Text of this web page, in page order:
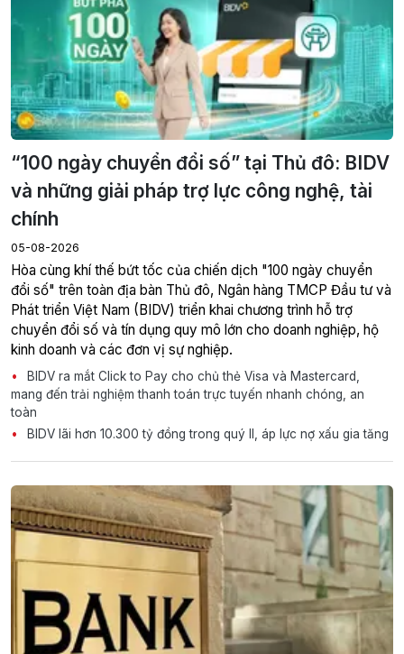
“100 ngày chuyển đổi số” tại Thủ đô: BIDV
và những giải pháp trợ lực công nghệ, tài
chính
05-08-2026
Hòa cùng khí thế bứt tốc của chiến dịch "100 ngày chuyển
đổi số" trên toàn địa bàn Thủ đô, Ngân hàng TMCP Đầu tư và
Phát triển Việt Nam (BIDV) triển khai chương trình hỗ trợ
chuyển đổi số và tín dụng quy mô lớn cho doanh nghiệp, hộ
kinh doanh và các đơn vị sự nghiệp.
BIDV ra mắt Click to Pay cho chủ thẻ Visa và Mastercard,
mang đến trải nghiệm thanh toán trực tuyến nhanh chóng, an
toàn
BIDV lãi hơn 10.300 tỷ đồng trong quý II, áp lực nợ xấu gia tăng